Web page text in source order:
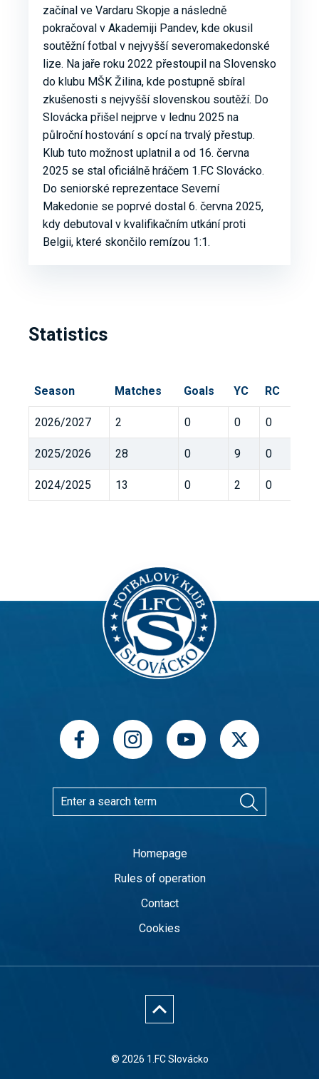
začínal ve Vardaru Skopje a následně
pokračoval v Akademiji Pandev, kde okusil
soutěžní fotbal v nejvyšší severomakedonské
lize. Na jaře roku 2022 přestoupil na Slovensko
do klubu MŠK Žilina, kde postupně sbíral
zkušenosti s nejvyšší slovenskou soutěží. Do
Slovácka přišel nejprve v lednu 2025 na
půlroční hostování s opcí na trvalý přestup.
Klub tuto možnost uplatnil a od 16. června
2025 se stal oficiálně hráčem 1.FC Slovácko.
Do seniorské reprezentace Severní
Makedonie se poprvé dostal 6. června 2025,
kdy debutoval v kvalifikačním utkání proti
Belgii, které skončilo remízou 1:1.
Statistics
Season Matches Goals YC RC
2026/2027 2 0 0 0
2025/2026 28 0 9 0
2024/2025 13 0 2 0
Homepage
Rules of operation
Contact
Cookies
© 2026 1.FC Slovácko